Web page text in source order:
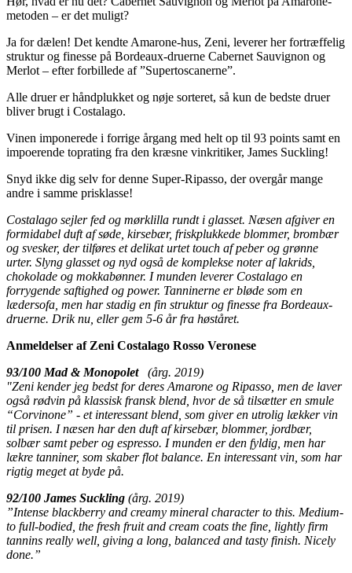
metoden – er det muligt?
Ja for dælen! Det kendte Amarone-hus, Zeni, leverer her fortræffelig
struktur og finesse på Bordeaux-druerne Cabernet Sauvignon og
Merlot – efter forbillede af ”Supertoscanerne”.
Alle druer er håndplukket og nøje sorteret, så kun de bedste druer
bliver brugt i Costalago.
Vinen imponerede i forrige årgang med helt op til 93 points samt en
impoerende toprating fra den kræsne vinkritiker, James Suckling!
Snyd ikke dig selv for denne Super-Ripasso, der overgår mange
andre i samme prisklasse!
Costalago sejler fed og mørklilla rundt i glasset. Næsen afgiver en
formidabel duft af søde, kirsebær, friskplukkede blommer, brombær
og svesker, der tilføres et delikat urtet touch af peber og grønne
urter. Slyng glasset og nyd også de komplekse noter af lakrids,
chokolade og mokkabønner. I munden leverer Costalago en
forrygende saftighed og power. Tanninerne er bløde som en
lædersofa, men har stadig en fin struktur og finesse fra Bordeaux-
druerne. Drik nu, eller gem 5-6 år fra høståret.
Anmeldelser af Zeni Costalago Rosso Veronese
93/100 Mad & Monopolet
(årg. 2019)
"Zeni kender jeg bedst for deres Amarone og Ripasso, men de laver
også rødvin på klassisk fransk blend, hvor de så tilsætter en smule
“Corvinone” - et interessant blend, som giver en utrolig lækker vin
til prisen. I næsen har den duft af kirsebær, blommer, jordbær,
solbær samt peber og espresso. I munden er den fyldig, men har
lækre tanniner, som skaber flot balance. En interessant vin, som har
rigtig meget at byde på.
92/100 James Suckling (årg. 2019)
”Intense blackberry and creamy mineral character to this. Medium-
to full-bodied, the fresh fruit and cream coats the fine, lightly firm
tannins really well, giving a long, balanced and tasty finish. Nicely
done.”